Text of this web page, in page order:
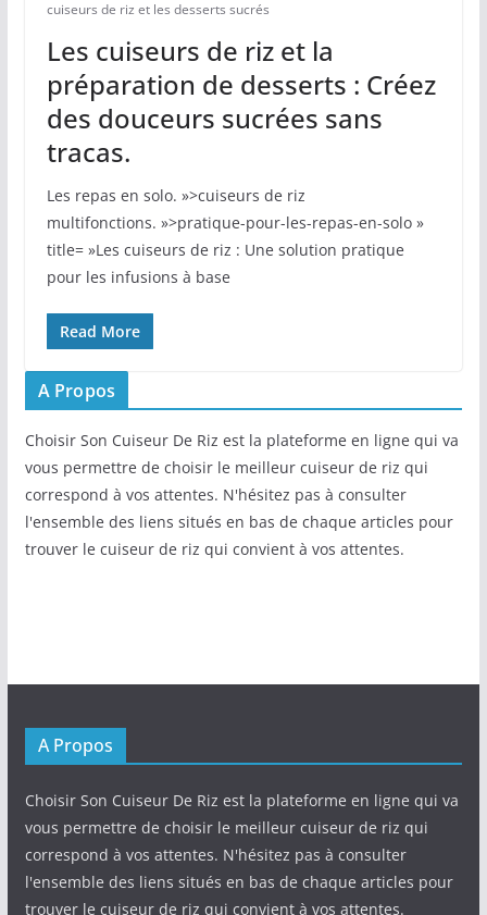
cuiseurs de riz et les desserts sucrés
Les cuiseurs de riz et la
préparation de desserts : Créez
des douceurs sucrées sans
tracas.
Les repas en solo. »>cuiseurs de riz
multifonctions. »>pratique-pour-les-repas-en-solo »
title= »Les cuiseurs de riz : Une solution pratique
pour les infusions à base
Read More
A Propos
Choisir Son Cuiseur De Riz est la plateforme en ligne qui va
vous permettre de choisir le meilleur cuiseur de riz qui
correspond à vos attentes. N'hésitez pas à consulter
l'ensemble des liens situés en bas de chaque articles pour
trouver le cuiseur de riz qui convient à vos attentes.
A Propos
Choisir Son Cuiseur De Riz est la plateforme en ligne qui va
vous permettre de choisir le meilleur cuiseur de riz qui
correspond à vos attentes. N'hésitez pas à consulter
l'ensemble des liens situés en bas de chaque articles pour
trouver le cuiseur de riz qui convient à vos attentes.